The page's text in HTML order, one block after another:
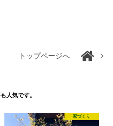
トップページへ
人気です。
家づくり